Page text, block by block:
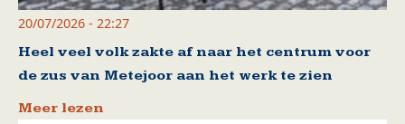
20/07/2026 - 22:27
Heel veel volk zakte af naar het centrum voor
de zus van Metejoor aan het werk te zien
Meer lezen